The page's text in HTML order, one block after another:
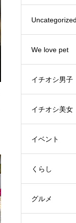
Uncategorized
We love pet
イチオシ男子
イチオシ美女
イベント
くらし
グルメ